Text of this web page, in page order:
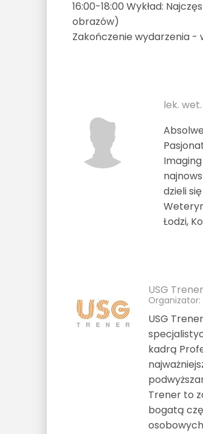
16:00-18:00 Wykład:
obrazów)
Zakończenie wydarzenia -
lek.
dzieli
Łodzi,
USG
USG
kadrą
Trener to
bogatą